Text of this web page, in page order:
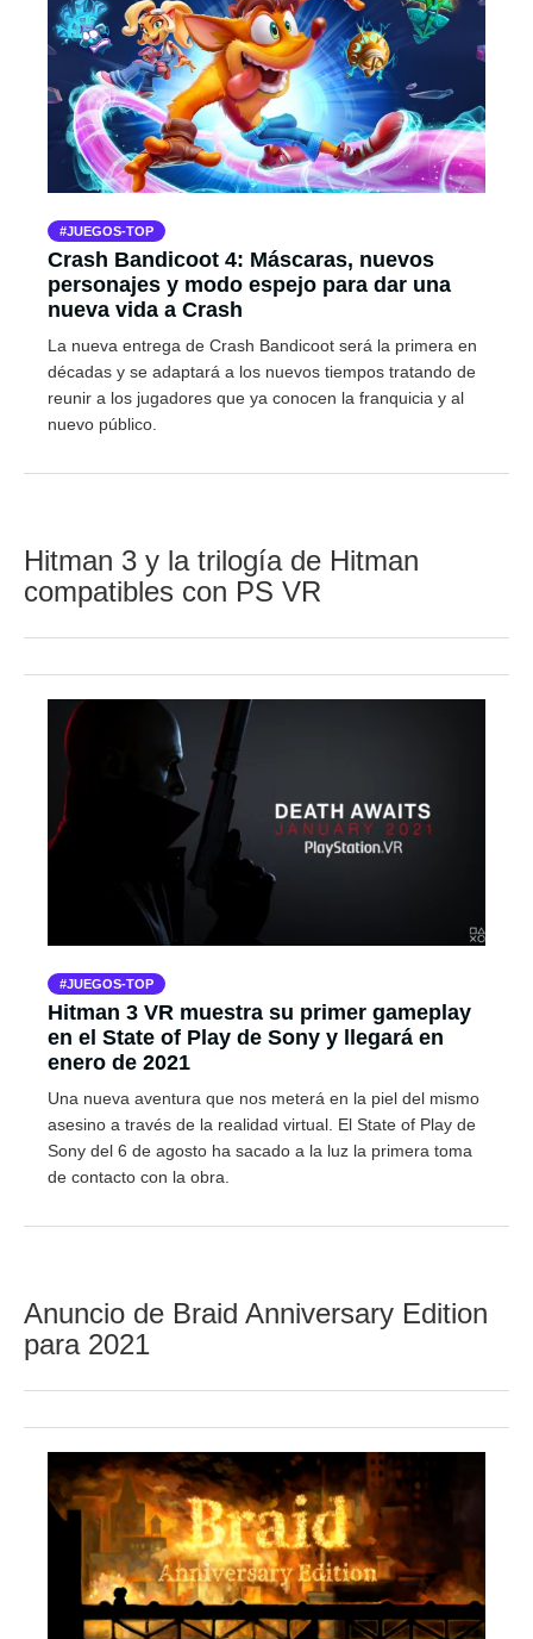
JUEGOS-TOP
Crash Bandicoot 4: Máscaras, nuevos
personajes y modo espejo para dar una
nueva vida a Crash
La nueva entrega de Crash Bandicoot será la primera en
décadas y se adaptará a los nuevos tiempos tratando de
reunir a los jugadores que ya conocen la franquicia y al
nuevo público.
Hitman 3 y la trilogía de Hitman
compatibles con PS VR
JUEGOS-TOP
Hitman 3 VR muestra su primer gameplay
en el State of Play de Sony y llegará en
enero de 2021
Una nueva aventura que nos meterá en la piel del mismo
asesino a través de la realidad virtual. El State of Play de
Sony del 6 de agosto ha sacado a la luz la primera toma
de contacto con la obra.
Anuncio de Braid Anniversary Edition
para 2021